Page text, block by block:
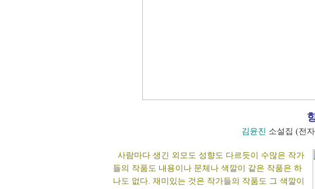
김윤진 소설집 (전
사람마다 생긴 외모도 성향도 다르듯이 수많은 작가
들의 작품도 내용이나 문체나 색깔이 같은 작품은 하
나도 없다. 재미있는 것은 작가들의 작품도 그 색깔이